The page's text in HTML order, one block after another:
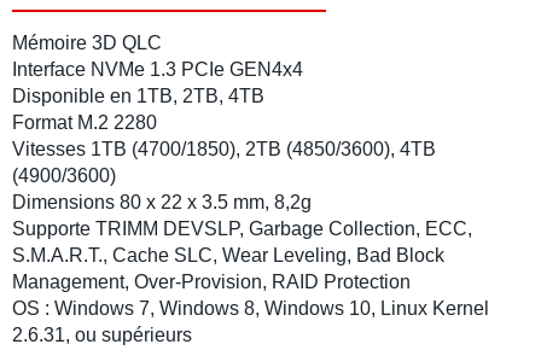
Mémoire 3D QLC
Interface NVMe 1.3 PCIe GEN4x4
Disponible en 1TB, 2TB, 4TB
Format M.2 2280
Vitesses 1TB (4700/1850), 2TB (4850/3600), 4TB
(4900/3600)
Dimensions 80 x 22 x 3.5 mm, 8,2g
Supporte TRIMM DEVSLP, Garbage Collection, ECC,
S.M.A.R.T., Cache SLC, Wear Leveling, Bad Block
Management, Over-Provision, RAID Protection
OS : Windows 7, Windows 8, Windows 10, Linux Kernel
2.6.31, ou supérieurs